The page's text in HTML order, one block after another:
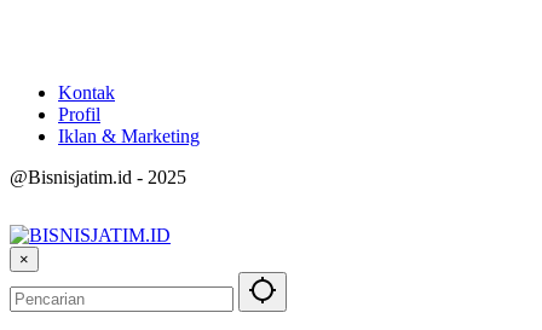
Kontak
Profil
Iklan & Marketing
@Bisnisjatim.id - 2025
×